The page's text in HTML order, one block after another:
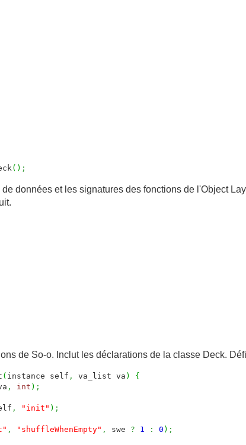
( ) ;
données et les signatures des fonctions de l'Object
de So-o. Inclut les déclarations de la classe Deck.
( instance self , va_list va )
{
, int ) ;
, "init" ) ;
, "shuffleWhenEmpty" , swe ? 1 : 0 ) ;